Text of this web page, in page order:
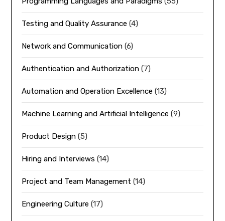
Testing and Quality Assurance (4)
Network and Communication (6)
Authentication and Authorization (7)
Automation and Operation Excellence (13)
Machine Learning and Artificial Intelligence (9)
Product Design (5)
Hiring and Interviews (14)
Project and Team Management (14)
Engineering Culture (17)